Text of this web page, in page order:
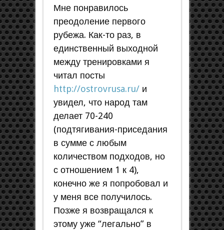
Мне понравилось
преодоление первого
рубежа. Как-то раз, в
единственный выходной
между тренировками я
читал посты
http://ostrovrusa.ru/и
увидел, что народ там
делает 70-240
(подтягивания-приседания
в сумме с любым
количеством подходов, но
с отношением 1 к 4),
конечно же я попробовал и
у меня все получилось.
Позже я возвращался к
этому уже “легально” в